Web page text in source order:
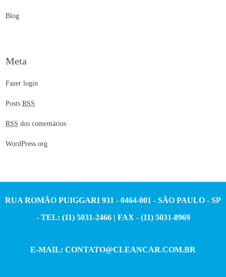
Blog
Meta
Fazer login
PostsRSS
RSS dos comentários
WordPress.org
RUA ROMÃO PUIGGARI 931 - 0464-001 - SÃO PAULO - SP
- TEL: (11) 5031-2466 | FAX - (11) 5031-8969
E-MAIL: CONTATO@CLEANCAR.COM.BR